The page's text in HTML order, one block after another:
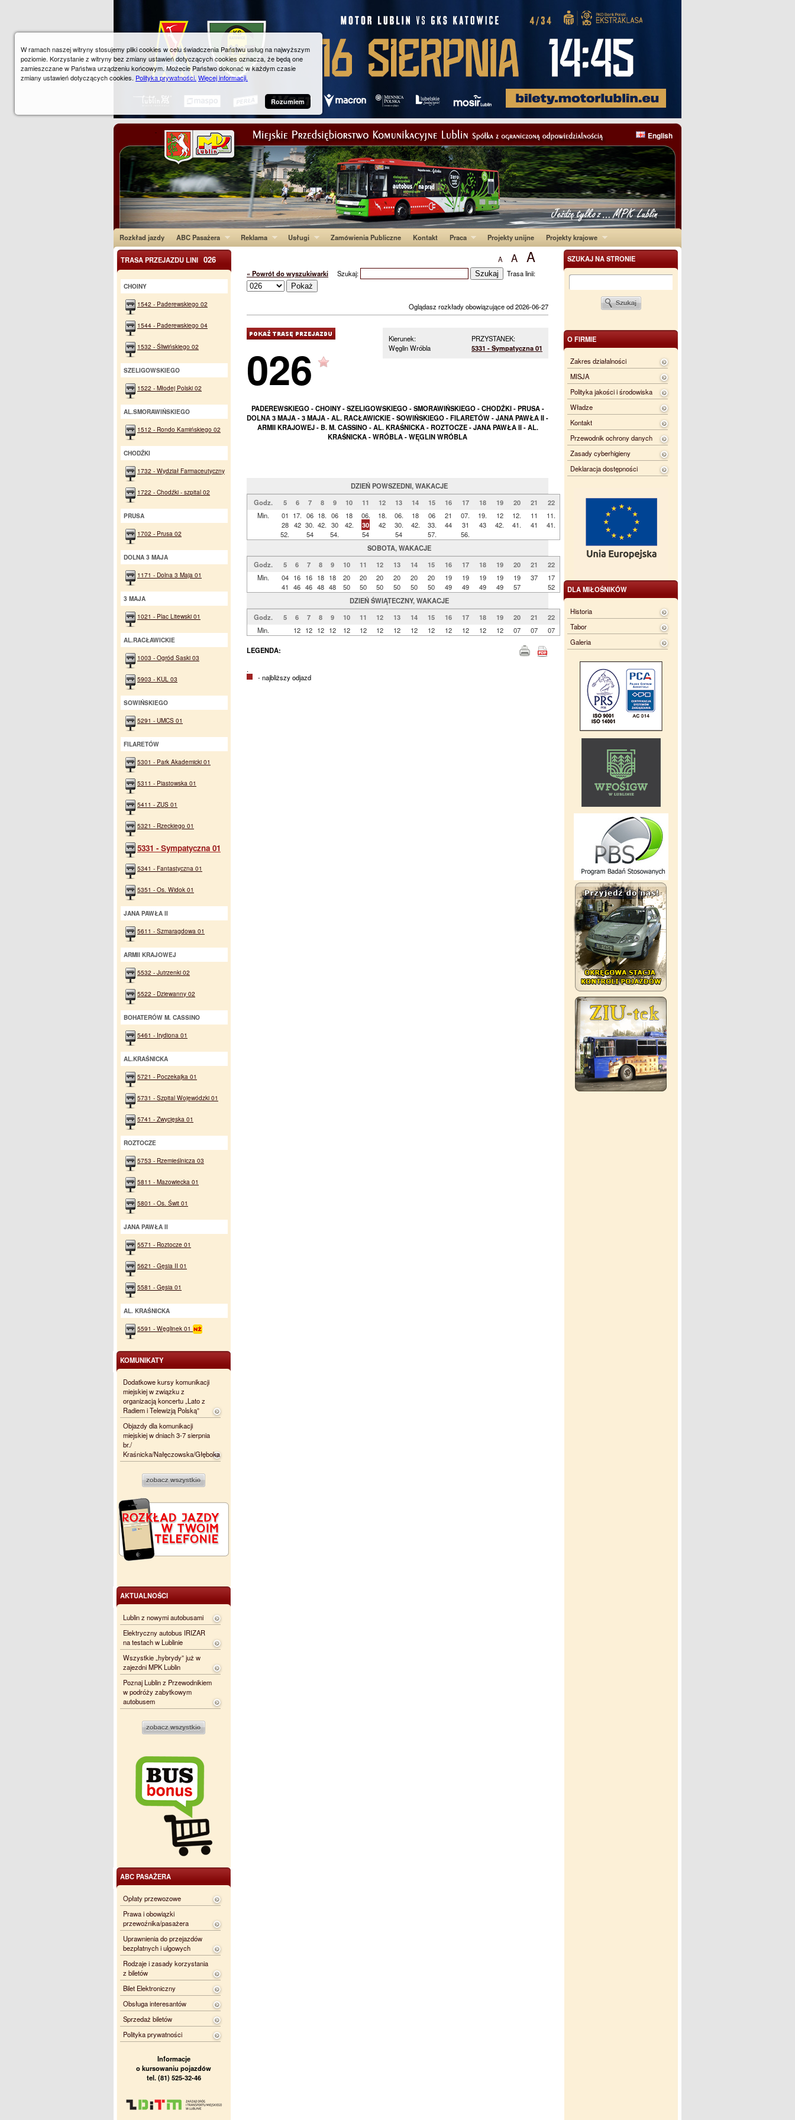
English
Rozkład jazdy ABC Pasażera Reklama Usługi Zamówienia Publiczne Kontakt Praca Projekty unijne Projekty krajowe
SZUKAJ NA STRONIE
O FIRMIE
Zakres działalności
MISJA
Polityka jakości i środowiska
Władze
Kontakt
Przewodnik ochrony danych
Zasady cyberhigieny
Deklaracja dostępności
DLA MIŁOŚNIKÓW
Historia
Tabor
Galeria
A A A
« Powrót do wyszukiwarki Szukaj: Trasa linii:
Oglądasz rozkłady obowiązujące od 2026-06-27
PRZYSTANEK:
5331 - Sympatyczna 01
Kierunek:
Węglin Wróbla
026
PADEREWSKIEGO - CHOINY - SZELIGOWSKIEGO - SMORAWIŃSKIEGO - CHODŹKI - PRUSA -
DOLNA 3 MAJA - 3 MAJA - AL. RACŁAWICKIE - SOWIŃSKIEGO - FILARETÓW - JANA PAWŁA II -
ARMII KRAJOWEJ - B. M. CASSINO - AL. KRAŚNICKA - ROZTOCZE - JANA PAWŁA II - AL.
KRAŚNICKA - WRÓBLA - WĘGLIN WRÓBLA
DZIEŃ POWSZEDNI, WAKACJE
Godz.
5 6 7 8 9 10 11 12 13 14 15 16 17 18 19 20 21
22
Min.
01
28
52.
17.
42
06
30.
54
18.
42.
06
30
54.
18
42.
06.
30
54
18.
42
06.
30.
54
18
42.
06
33.
57.
21
44
07.
31
56.
19.
43
12
42.
12.
41.
11
41
11.
41.
SOBOTA, WAKACJE
Godz.
5 6 7 8 9 10 11 12 13 14 15 16 17 18 19 20 21
22
Min.
04
41
16
46
16
46
18
48
18
48
20
50
20
50
20
50
20
50
20
50
20
50
19
49
19
49
19
49
19
49
19
57
37
17
52
DZIEŃ ŚWIĄTECZNY, WAKACJE
Godz.
5 6 7 8 9 10 11 12 13 14 15 16 17 18 19 20 21
22
Min.
12 12 12 12 12 12 12 12 12 12 12 12 12 12 07 07 07
LEGENDA:
.
- najbliższy odjazd
TRASA PRZEJAZDU LINI 026
CHOINY
1542 - Paderewskiego 02
1544 - Paderewskiego 04
1532 - Śliwińskiego 02
SZELIGOWSKIEGO
1522 - Młodej Polski 02
AL.SMORAWIŃSKIEGO
1512 - Rondo Kamińskiego 02
CHODŹKI
1732 - Wydział Farmaceutyczny
1722 - Chodźki - szpital 02
PRUSA
1702 - Prusa 02
DOLNA 3 MAJA
1171 - Dolna 3 Maja 01
3 MAJA
1021 - Plac Litewski 01
AL.RACŁAWICKIE
1003 - Ogród Saski 03
5903 - KUL 03
SOWIŃSKIEGO
5291 - UMCS 01
FILARETÓW
5301 - Park Akademicki 01
5311 - Piastowska 01
5411 - ZUS 01
5321 - Rzeckiego 01
5331 - Sympatyczna 01
5341 - Fantastyczna 01
5351 - Os. Widok 01
JANA PAWŁA II
5611 - Szmaragdowa 01
ARMII KRAJOWEJ
5532 - Jutrzenki 02
5522 - Dziewanny 02
BOHATERÓW M. CASSINO
5461 - Irydiona 01
AL.KRAŚNICKA
5721 - Poczekajka 01
5731 - Szpital Wojewódzki 01
5741 - Zwycięska 01
ROZTOCZE
5753 - Rzemieślnicza 03
5811 - Mazowiecka 01
5801 - Os. Świt 01
JANA PAWŁA II
5571 - Roztocze 01
5621 - Gęsia II 01
5581 - Gęsia 01
AL. KRAŚNICKA
5591 - Węglinek 01
KOMUNIKATY
Dodatkowe kursy komunikacji
miejskiej w związku z
organizacją koncertu „Lato z
Radiem i Telewizją Polską”
Objazdy dla komunikacji
miejskiej w dniach 3-7 sierpnia
br./
Kraśnicka/Nałęczowska/Głęboka
AKTUALNOŚCI
Lublin z nowymi autobusami
Elektryczny autobus IRIZAR
na testach w Lublinie
Wszystkie „hybrydy” już w
zajezdni MPK Lublin
Poznaj Lublin z Przewodnikiem
w podróży zabytkowym
autobusem
ABC PASAŻERA
Opłaty przewozowe
Prawa i obowiązki
przewoźnika/pasażera
Uprawnienia do przejazdów
bezpłatnych i ulgowych
Rodzaje i zasady korzystania
z biletów
Bilet Elektroniczny
Obsługa interesantów
Sprzedaż biletów
Polityka prywatności
Informacje
o kursowaniu pojazdów
tel. (81) 525-32-46
W ramach naszej witryny stosujemy pliki cookies w celu świadczenia Państwu usług na najwyższym
poziomie. Korzystanie z witryny bez zmiany ustawień dotyczących cookies oznacza, że będą one
zamieszczane w Państwa urządzeniu końcowym. Możecie Państwo dokonać w każdym czasie
zmiany ustawień dotyczących cookies. Polityka prywatności. Więcej informacji.
Rozumiem